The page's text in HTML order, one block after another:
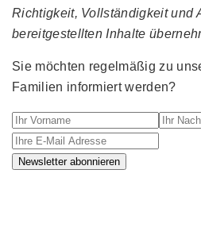
Richtigkeit, Vollständigkeit und
bereitgestellten Inhalte
Sie möchten regelmäßig zu
Familien informiert werden?
Ihr Vorname Ihr
Newsletter abonnieren